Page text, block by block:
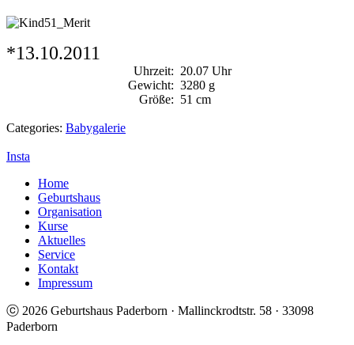
*13.10.2011
Uhrzeit: 20.07 Uhr
Gewicht: 3280 g
Größe: 51 cm
Categories: Babygalerie
Insta
Home
Geburtshaus
Organisation
Kurse
Aktuelles
Service
Kontakt
Impressum
ⓒ 2026 Geburtshaus Paderborn · Mallinckrodtstr. 58 · 33098
Paderborn